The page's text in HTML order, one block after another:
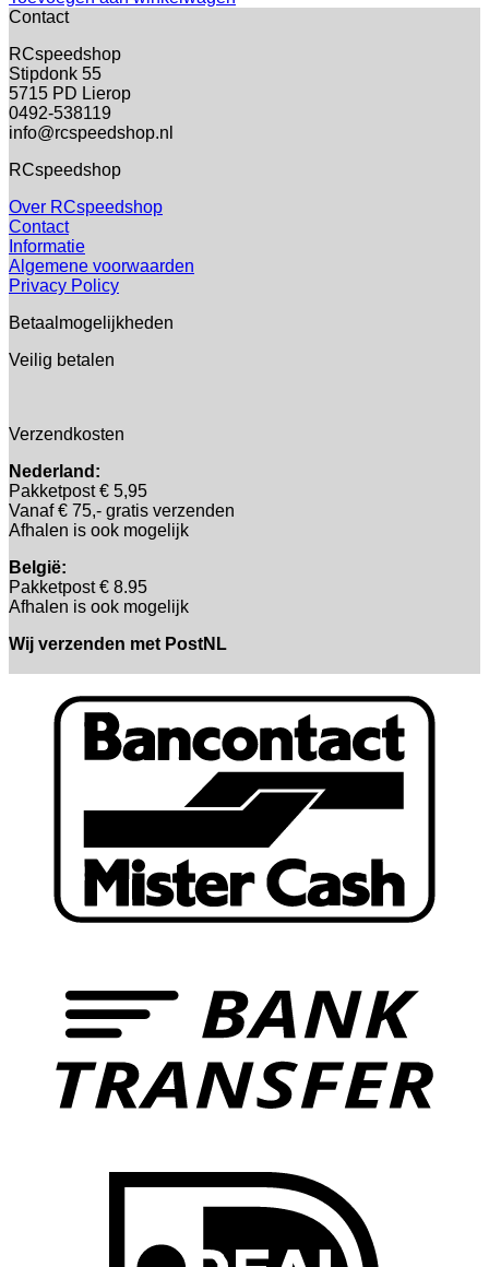
Contact
RCspeedshop
Stipdonk 55
5715 PD Lierop
0492-538119
info@rcspeedshop.nl
RCspeedshop
Over RCspeedshop
Contact
Informatie
Algemene voorwaarden
Privacy Policy
Betaalmogelijkheden
Veilig betalen
Verzendkosten
Nederland:
Pakketpost € 5,95
Vanaf € 75,- gratis verzenden
Afhalen is ook mogelijk
België:
Pakketpost € 8.95
Afhalen is ook mogelijk
Wij verzenden met PostNL